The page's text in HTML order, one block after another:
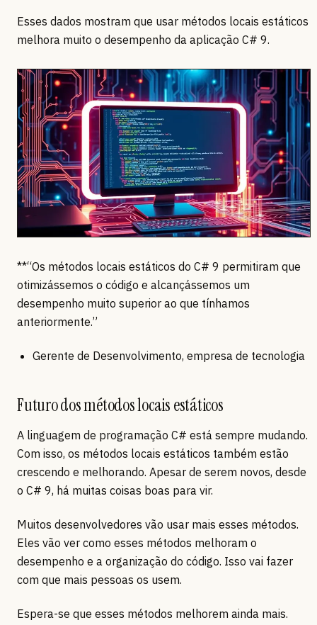
Esses dados mostram que usar métodos locais estáticos
melhora muito o desempenho da aplicação C# 9.
**“Os métodos locais estáticos do C# 9 permitiram que
otimizássemos o código e alcançássemos um
desempenho muito superior ao que tínhamos
anteriormente.”
Gerente de Desenvolvimento, empresa de tecnologia
Futuro dos métodos locais estáticos
A linguagem de programação C# está sempre mudando.
Com isso, os métodos locais estáticos também estão
crescendo e melhorando. Apesar de serem novos, desde
o C# 9, há muitas coisas boas para vir.
Muitos desenvolvedores vão usar mais esses métodos.
Eles vão ver como esses métodos melhoram o
desempenho e a organização do código. Isso vai fazer
com que mais pessoas os usem.
Espera-se que esses métodos melhorem ainda mais.